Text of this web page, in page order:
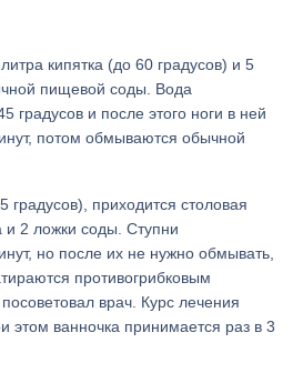
кипятка (до 60 градусов) и 5
пищевой соды. Вода
градусов и после этого ноги в ней
потом обмываются обычной
градусов), приходится столовая
и 2 ложки соды. Ступни
но после их не нужно обмывать,
противогрибковым
врач. Курс лечения
этом ванночка принимается раз в 3